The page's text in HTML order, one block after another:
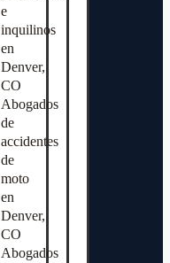
e
inquilinos
en
Denver,
CO
Abogados
de
accidentes
de
moto
en
Denver,
CO
Abogados